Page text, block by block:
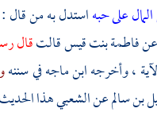
على حبهاستدل به من قال :
عنفاطمة بنت قيسقالتقال
، وأخرجهابن ماجهفي سننه
بن سالمعنالشعبيهذا